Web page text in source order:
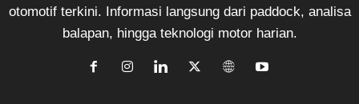
otomotif terkini. Informasi langsung dari paddock, analisa
balapan, hingga teknologi motor harian.